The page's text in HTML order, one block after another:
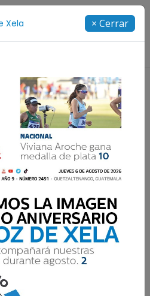
Xela × Cerrar
suben en
semana y
bolsillo
y ciudadanos